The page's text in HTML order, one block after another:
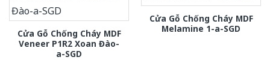
Cửa Gỗ Chống Cháy MDF
Veneer P1R2 Xoan Đào-
a-SGD
Cửa Gỗ Chống Cháy MDF
Melamine 1-a-SGD